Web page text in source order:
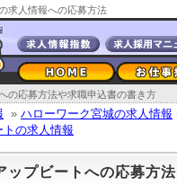
求人情報への応募方法
応募方法や求職申込書の書き方
» ハローワーク宮城の求人情報
の求人情報
プビートへの応募方法